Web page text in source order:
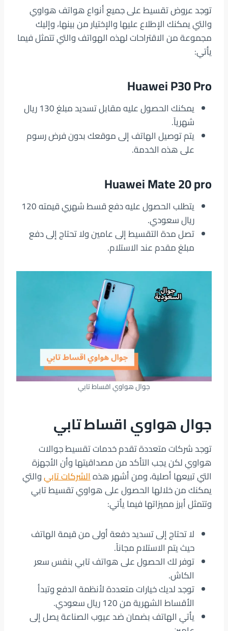
توجد عروض تقسيط على جميع أنواع هواتف هواوي
والتي يمكنك الإطلاع عليها والإختيار من بينها، وإليك
مجموعة من الاقتراحات لهذه الهواتف والتي تتمثل فيما
يأتي:
Huawei P30 Pro
يمكنك الحصول عليه مقابل تسديد مبلغ 130 ريال
شهرياً.
يتم توصيل الهاتف إلى موقعك بدون فرض رسوم
على هذه الخدمة.
Huawei Mate 20 pro
يتطلب الحصول عليه دفع قسط شهري قيمته 120
ريال سعودي.
تصل مدة التقسيط إلى عامين ولا تحتاج إلى دفع
مبلغ مقدم عند الاستلام.
جوال هواوي اقساط تابي
جوال هواوي اقساط تابي
توجد شركات متعددة تقدم خدمات تقسيط جوالات
هواوي لكن يجب التأكد من مصداقيتها وأن الأجهزة
التي تبيعها أصلية، ومن أشهر هذهالشركات تابيوالتي
يمكنك من خلالها الحصول على هواوي تقسيط تابي
وتتمثل أبرز مميزاتها فيما يأتي:
لا تحتاج إلى تسديد دفعة أولى من قيمة الهاتف
حيث يتم الاستلام مجاناً.
توفر لك الحصول على هواتف تابي بنفس سعر
الكاش.
توجد لديك خيارات متعددة لأنظمة الدفع وتبدأ
الأقساط الشهرية من 120 ريال سعودي.
يأتي الهاتف بضمان ضد عيوب الصناعة يصل إلى